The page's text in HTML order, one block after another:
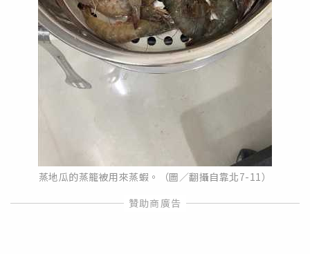
蒸地瓜的蒸籠被用來蒸蝦。（圖／翻攝自靠北7-11）